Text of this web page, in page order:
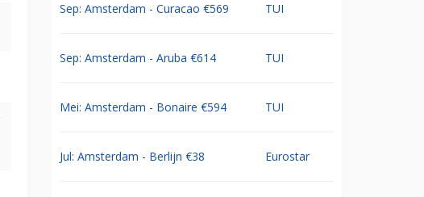
Sep: Amsterdam - Curacao €569 TUI
Sep: Amsterdam - Aruba €614 TUI
Mei: Amsterdam - Bonaire €594 TUI
Jul: Amsterdam - Berlijn €38 Eurostar